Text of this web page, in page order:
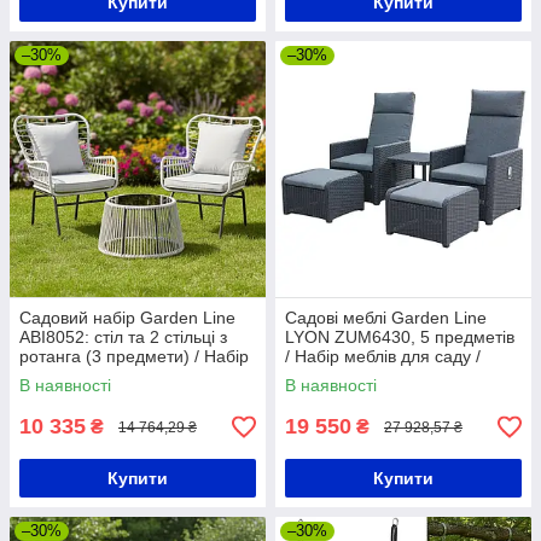
–30%
Садовий набір Garden Line
ABI8052: стіл та 2 стільці з
ротанга (3 предмети) / Набір
садових меблів з білого
ротанга
В наявності
10 335 ₴ 14 764,29 ₴
Купити
–30%
Садові меблі Garden Line
LYON ZUM6430, 5 предметів
/ Набір меблів для саду /
Комплект садових меблів
В наявності
19 550 ₴ 27 928,57 ₴
Купити
–30% –30%